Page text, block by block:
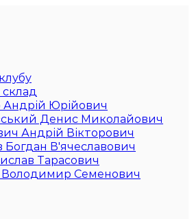
Андрій Юрійович
Денис Миколайович
Андрій Вікторович
Богдан В'ячеславович
Тарасович
Семенович